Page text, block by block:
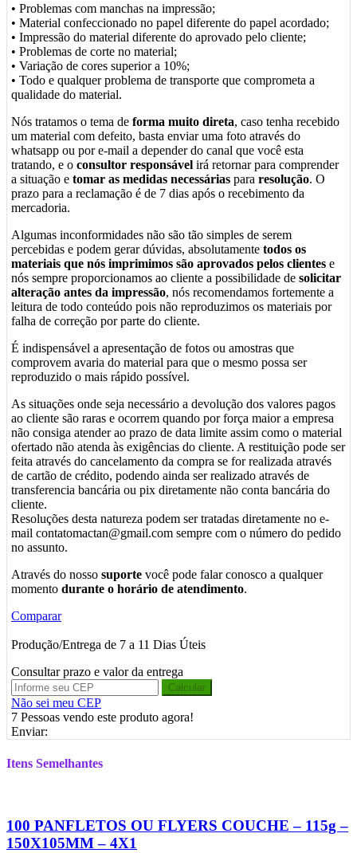
• Problemas com manchas na impressão;
• Material confeccionado no papel diferente do papel acordado;
• Impressão do material diferente do aprovado pelo cliente;
• Problemas de corte no material;
• Variação de cores superior a 10%;
• Todo e qualquer problema de transporte que comprometa a
qualidade do material.
Nós tratamos o tema de forma muito direta, caso tenha recebido
um material com defeito, basta enviar uma foto através do
whatsapp ou por e-mail a depender do canal que você esta
tratando, e o consultor responsável irá retornar para comprender
a situação e tomar as medidas necessárias para resolução. O
prazo para a reclamação é de 7 dias após o recebimento da
mercadoria.
Algumas inconformidades não são tão simples de serem
percebidas e podem gerar dúvidas, absolutamente todos os
materiais que nós imprimimos são aprovados pelos clientes e
nós sempre proporcionamos ao cliente a possibilidade de solicitar
alteração antes da impressão, nós recomendamos fortemente a
leitura de todo conteúdo pois não reproduzimos os materiais por
falha de correção por parte do cliente.
É indispensável a apresentação de fotos ou amostras que
comprovem avaria do material para que o mesmo possa ser
reproduzido o mais rápido possível.
As situações onde seja necessário a devolução dos valores pagos
ao cliente são raras e ocorrem quando por força maior a empresa
não consiga atender ao prazo de data limite assim como o material
ofertado não atenda às exigências do cliente. A restituição pode ser
feita através do cancelamento da compra se for realizada através
de cartão de crédito, podendo ainda ser realizado através de
transferencia bancária ou pix diretamente não conta bancária do
cliente.
Resoluções desta natureza podem ser tratadas diretamente no e-
mail contatomactan@gmail.com sempre com o número do pedido
no assunto.
Através do nosso suporte você pode falar conosco a qualquer
momento durante o horário de atendimento.
Comparar
Produção/Entrega de 7 a 11 Dias Úteis
Consultar prazo e valor da entrega
Calcular
Não sei meu CEP
7 Pessoas vendo este produto agora!
Enviar:
Itens Semelhantes
100 PANFLETOS OU FLYERS COUCHE – 115g –
150X105MM – 4X1